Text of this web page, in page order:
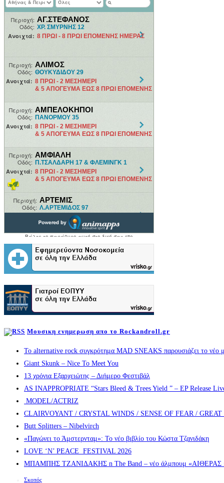
Μουσικη ενημερωση απο το Rockandroll.gr
Το alternative rock συγκρότημα MAD SNEAKS παρουσιάζει το νέο
Giant Skunk – Nice To Meet You
13 χρόνια Εξαρχειώτης – Διήμερο Φεστιβάλ
AS INAPPROPRIATE “Stars Bleed & Trees Yield ” – EP Release
MODEL/ACTRIZ
CLAIRVOYANT / CRYSTAL WINDS / SENSE OF FEAR /
Butt Splitters – Nibelvirch
«Παγώνει το Άμστερνταμ»: Το νέο βιβλίο του Κώστα Τζανιδάκη
LOVE ‘N’ PEACE FESTIVAL 2026
ΜΠΑΜΠΗΣ ΤΖΑΝΙΔΑΚΗΣ n The Band – νέο άλμπουμ «ΑΙΘΕΡΑΣ »
Σκοπός